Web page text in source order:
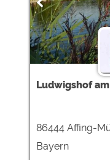
Ludwigshof
86444 Affing-
Bayern